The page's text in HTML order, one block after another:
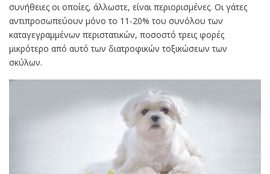
συνήθειες οι οποίες, άλλωστε, είναι περιορισμένες. Οι γάτες
αντιπροσωπεύουν μόνο το 11-20% του συνόλου των
καταγεγραμμένων περιστατικών, ποσοστό τρεις φορές
μικρότερο από αυτό των διατροφικών τοξικώσεων των
σκύλων.